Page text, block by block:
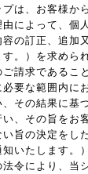
プは、お客様か
由によって、個
容の訂正、追加
す。）を求めら
ご請求であるこ
必要な範囲内に
、その結果に基
い、その旨をお
い旨の決定をし
知いたします。
法令により、当